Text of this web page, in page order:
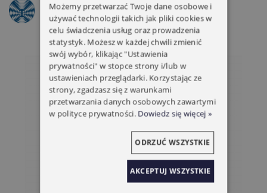
Możemy przetwarzać Twoje dane osobowe i
używać technologii takich jak pliki cookies w
celu świadczenia usług oraz prowadzenia
statystyk. Możesz w każdej chwili zmienić
swój wybór, klikając "Ustawienia
prywatności" w stopce strony i/lub w
ustawieniach przeglądarki. Korzystając ze
strony, zgadzasz się z warunkami
przetwarzania danych osobowych zawartymi
w polityce prywatności. Dowiedz się więcej »
AKCEPTUJ WSZYSTKIE
ODRZUĆ WSZYSTKIE